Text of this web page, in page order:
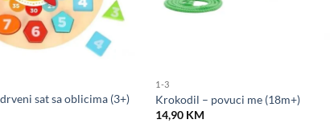
sat sa oblicima (3+)
1-3
Krokodil – povuci me (18m+)
14,90 KM